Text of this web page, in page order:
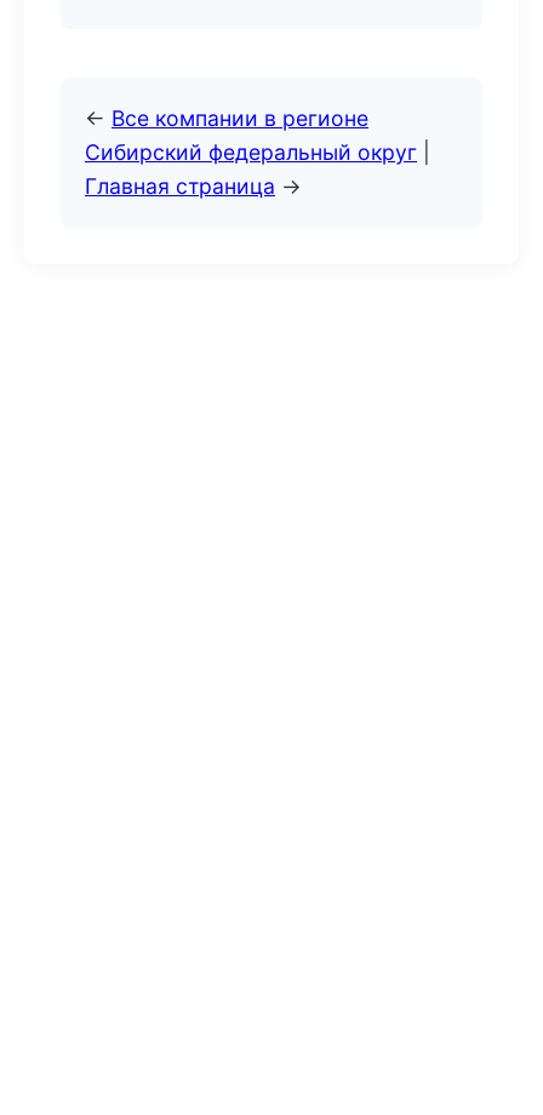
← Все компании в регионе
Сибирский федеральный округ
Главная страница →